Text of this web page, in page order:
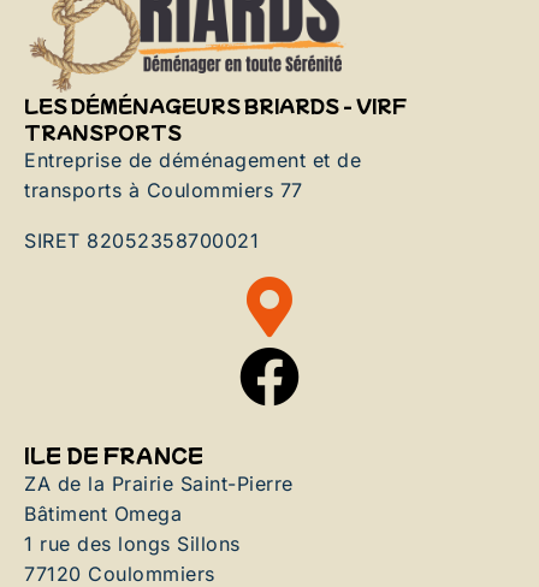
LES DÉMÉNAGEURS BRIARDS - VIRF
TRANSPORTS
Entreprise de déménagement et de
transports à Coulommiers 77
SIRET 82052358700021
ILE DE FRANCE
ZA de la Prairie Saint-Pierre
Bâtiment Omega
1 rue des longs Sillons
77120 Coulommiers